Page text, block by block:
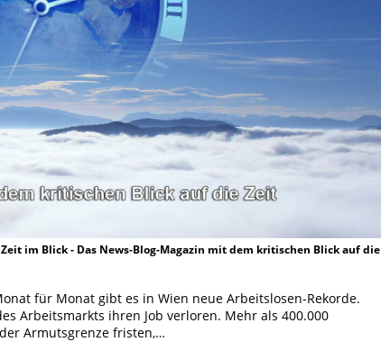
im Blick - Das News-Blog-Magazin mit dem kritischen Blick auf die
für Monat gibt es in Wien neue Arbeitslosen-Rekorde.
Arbeitsmarkts ihren Job verloren. Mehr als 400.000
Armutsgrenze fristen,…